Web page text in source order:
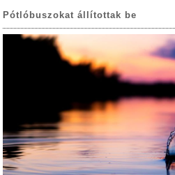
Pótlóbuszokat állítottak be